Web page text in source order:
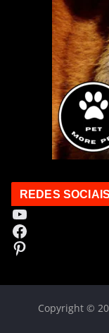
REDES SOCIAIS
Youtube
Facebook
Pinterest
Copyright ©